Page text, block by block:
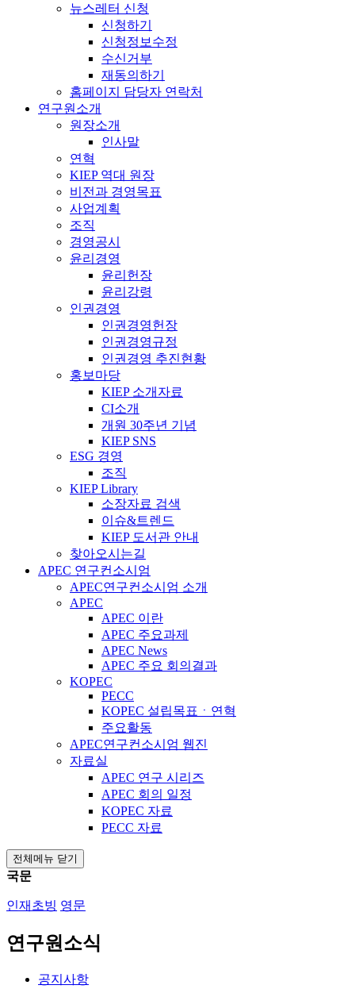
뉴스레터 신청
신청하기
신청정보수정
수신거부
재동의하기
홈페이지 담당자 연락처
연구원소개
원장소개
인사말
연혁
KIEP 역대 원장
비전과 경영목표
사업계획
조직
경영공시
윤리경영
윤리헌장
윤리강령
인권경영
인권경영헌장
인권경영규정
인권경영 추진현황
홍보마당
KIEP 소개자료
CI소개
개원 30주년 기념
KIEP SNS
ESG 경영
조직
KIEP Library
소장자료 검색
이슈&트렌드
KIEP 도서관 안내
찾아오시는길
APEC 연구컨소시엄
APEC연구컨소시엄 소개
APEC
APEC 이란
APEC 주요과제
APEC News
APEC 주요 회의결과
KOPEC
PECC
KOPEC 설립목표ㆍ연혁
주요활동
APEC연구컨소시엄 웹진
자료실
APEC 연구 시리즈
APEC 회의 일정
KOPEC 자료
PECC 자료
전체메뉴 닫기
국문
인재초빙 영문
연구원소식
공지사항